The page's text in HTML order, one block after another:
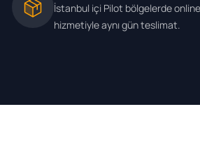
İstanbul içi Pilot bölgelerde
hizmetiyle aynı gün teslimat.